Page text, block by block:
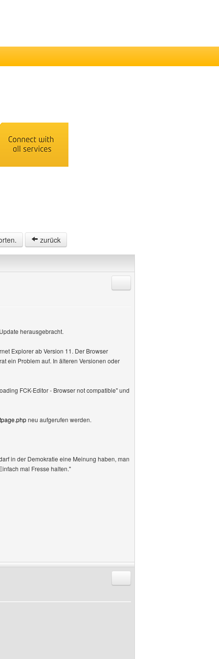
zurück
herausgebracht.
Explorer ab Version 11. Der Browser
ein Problem auf. In älteren Versionen oder
FCK-Editor - Browser not compatible" und
neu aufgerufen werden.
in der Demokratie eine Meinung haben, man
mal Fresse halten."